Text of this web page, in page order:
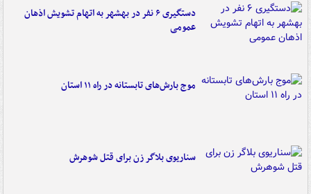
دستگیری ۶ نفر در بهشهر به اتهام تشویش اذهان
عمومی
موج بارش‌های تابستانه در راه ۱۱ استان
سناریوی بلاگر زن برای قتل شوهرش